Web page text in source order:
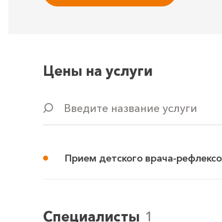
Цены на услуги
Введите название услуги
Прием детского врача-
Специалисты